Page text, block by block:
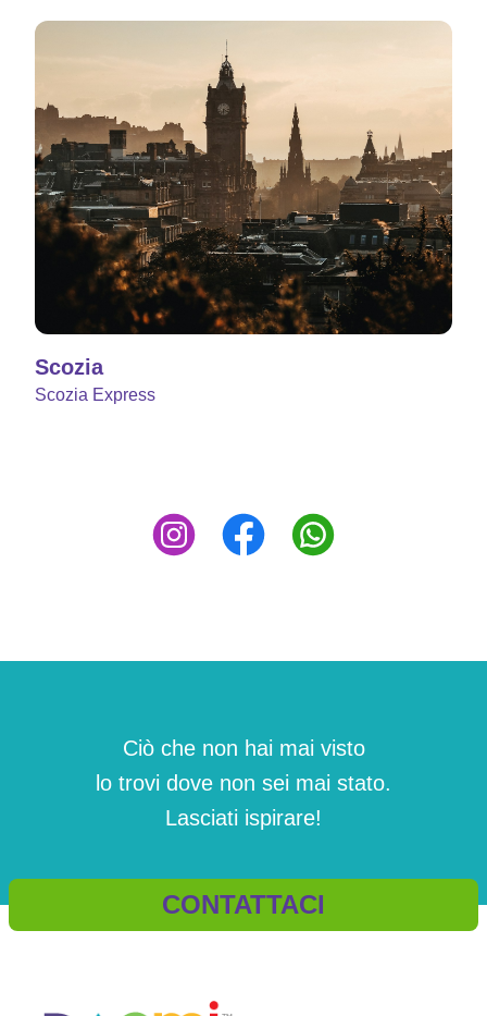
Scozia
Scozia Express
Ciò che non hai mai visto
lo trovi dove non sei mai stato.
Lasciati ispirare!
CONTATTACI